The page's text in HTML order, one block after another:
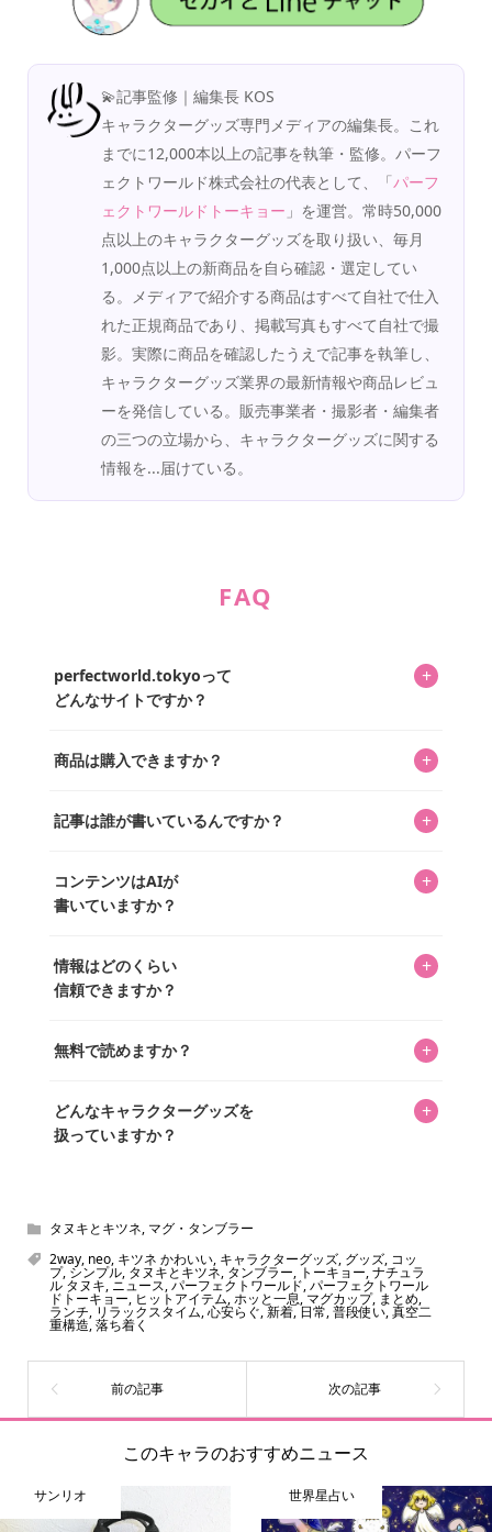
💫記事監修｜編集長 KOS
キャラクターグッズ専門メディアの編集長。これ
までに12,000本以上の記事を執筆・監修。パーフ
ェクトワールド株式会社の代表として、「パーフ
ェクトワールドトーキョー 」を運営。常時50,000
点以上のキャラクターグッズを取り扱い、毎月
1,000点以上の新商品を自ら確認・選定してい
る。メディアで紹介する商品はすべて自社で仕入
れた正規商品であり、掲載写真もすべて自社で撮
影。実際に商品を確認したうえで記事を執筆し、
キャラクターグッズ業界の最新情報や商品レビュ
ーを発信している。販売事業者・撮影者・編集者
の三つの立場から、キャラクターグッズに関する
情報を...届けている。
FAQ
perfectworld.tokyoって
どんなサイトですか？
+
ってもらうニュースサイトです。運営はキャラグッズコレ
を中心に行われており、私たちは実際に40,000種のキャラグ
商品は購入できますか？ +
「perfectworld.shop」で、ほとんど全てのアイテムを購
があり、そこからジャンプできます。
記事は誰が書いているんですか？ +
ています。記事内の99%を超えるほぼすべての写真も、1枚
ずつ心を込めて自分たちで撮影したものです。さらに、10
ッズを収集し、月に1,000点の新商品を選定・購入する編集
長KOSが全記事を監修しています。
コンテンツはAIが
書いていますか？
+
書いています。AIは使用していません。編集長KOSが最終確
認を行い、手動で更新しています。
情報はどのくらい
信頼できますか？
+
いをお届けすることは保証します。なお、記事内に価格は
め、正確な情報をお伝えできないからです。
無料で読めますか？ +
どんなキャラクターグッズを
扱っていますか？
+
ん！200種以上のトレンディなキャラクターやアニメキャラ
をご紹介しています。生まれたばかりの新しいキャラクタ
ーをいち早く皆さんにお届けすることも、私たちの使命の
ひとつです。
タヌキとキツネ, マグ・タンブラー
2way, neo, キツネ かわいい, キャラクターグッズ, グッズ, コッ
プ, シンプル, タヌキとキツネ,タンブラー, トーキョー,ナチュラ
ル タヌキ, ニュース,パーフェクトワールド,パーフェクトワール
ドトーキョー, ヒットアイテム,ホッと一息,マグカップ, まとめ,
ランチ,リラックスタイム,心安らぐ,新着,日常,普段使い,真空二
重構造,落ち着く
このキャラのおすすめニュース
サンリオ 世界星占い